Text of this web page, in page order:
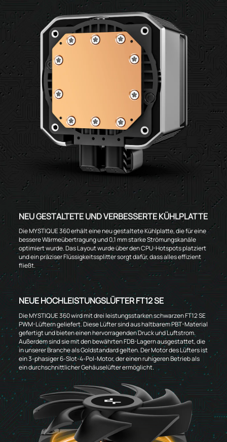
NEU GESTALTETE UND VERBESSERTE KÜHLPLATTE
Die MYSTIQUE 360 erhält eine neu gestaltete Kühlplatte, die für eine
bessere Wärmeübertragung und 0,1 mm starke Strömungskanäle
optimiert wurde. Das Layout wurde über den CPU-Hotspots platziert
und ein präziser Flüssigkeitssplitter sorgt dafür, dass alles effizient
fließt.
NEUE HOCHLEISTUNGSLÜFTER FT12 SE
Die MYSTIQUE 360 wird mit drei leistungsstarken schwarzen FT12 SE
PWM-Lüftern geliefert. Diese Lüfter sind aus haltbarem PBT-Material
gefertigt und bieten einen hervorragenden Druck und Luftstrom.
Außerdem sind sie mit den bewährten FDB-Lagern ausgestattet, die
in unserer Branche als Goldstandard gelten. Der Motor des Lüfters ist
ein 3-phasiger 6-Slot-4-Pol-Motor, der einen ruhigeren Betrieb als
ein durchschnittlicher Gehäuselüfter ermöglicht.